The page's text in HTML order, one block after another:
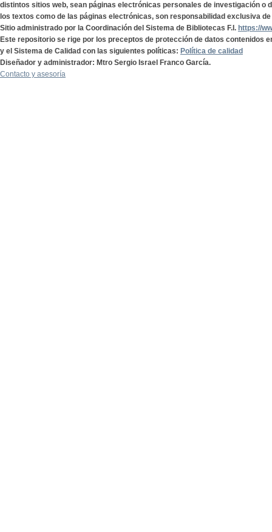
distintos sitios web, sean páginas electrónicas personales de investigación o
los textos como de las páginas electrónicas, son responsabilidad exclusiva
Sitio administrado por la Coordinación del Sistema de Bibliotecas F.I. https://
Este repositorio se rige por los preceptos de protección de datos contenidos
y el Sistema de Calidad con las siguientes políticas: Política de calidad
Diseñador y administrador: Mtro Sergio Israel Franco García.
Contacto y asesoría